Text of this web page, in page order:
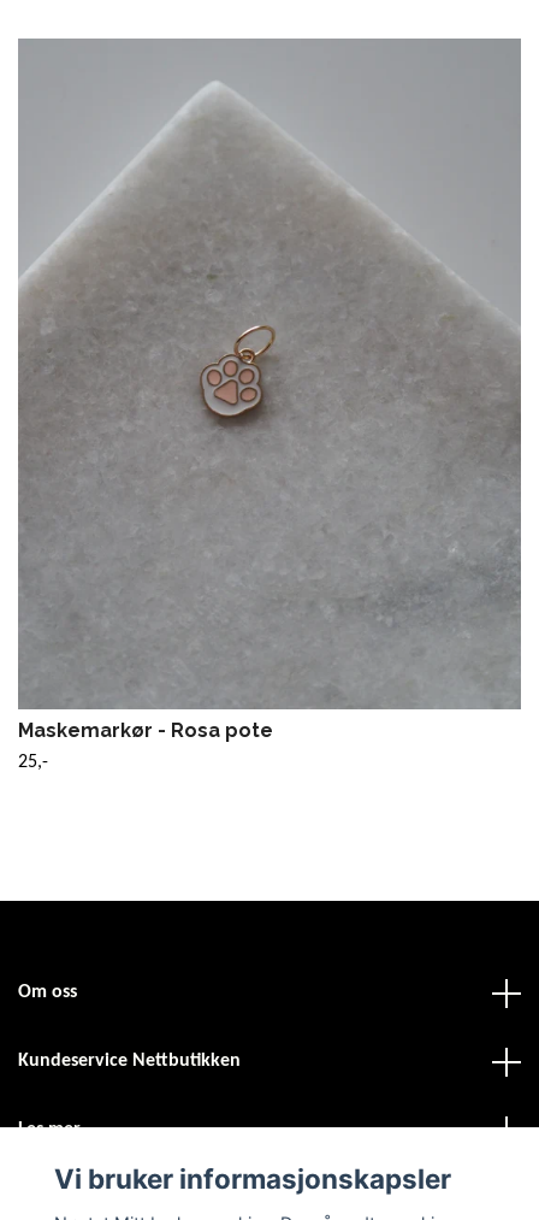
Maskemarkør - Rosa pote
25,-
Om oss
Kundeservice Nettbutikken
Les mer
Vi bruker informasjonskapsler